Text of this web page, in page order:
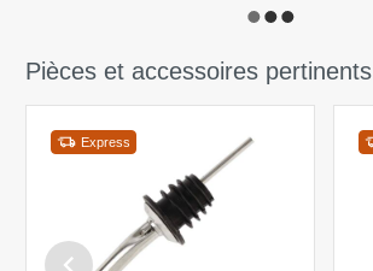
Pièces et accessoires pertinents
Express